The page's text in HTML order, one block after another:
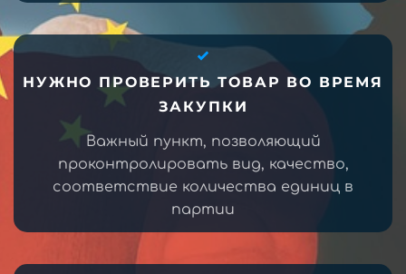
НУЖНО ПРОВЕРИТЬ ТОВАР ВО ВРЕМЯ
ЗАКУПКИ
Важный пункт, позволяющий
проконтролировать вид, качество,
соответствие количества единиц в
партии